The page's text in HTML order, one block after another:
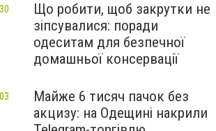
Що робити, щоб закрутки не
зіпсувалися: поради
одеситам для безпечної
домашньої консервації
Майже 6 тисяч пачок без
акцизу: на Одещині накрили